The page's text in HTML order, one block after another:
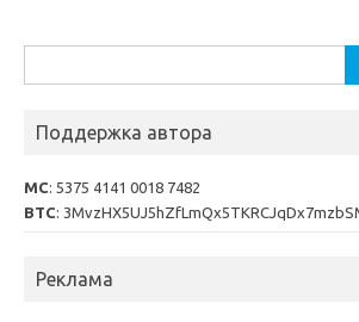
Поддержка автора
MC: 5375 4141 0018 7482
BTC:
Реклама